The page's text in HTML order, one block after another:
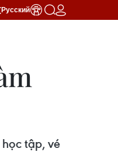
Русский
tập, vé